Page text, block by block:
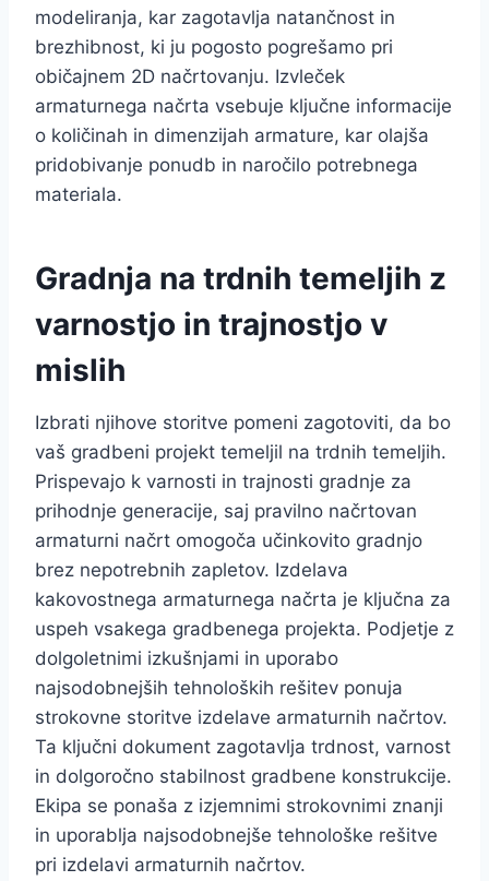
modeliranja, kar zagotavlja natančnost in
brezhibnost, ki ju pogosto pogrešamo pri
običajnem 2D načrtovanju. Izvleček
armaturnega načrta vsebuje ključne informacije
o količinah in dimenzijah armature, kar olajša
pridobivanje ponudb in naročilo potrebnega
materiala.
Gradnja na trdnih temeljih z
varnostjo in trajnostjo v
mislih
Izbrati njihove storitve pomeni zagotoviti, da bo
vaš gradbeni projekt temeljil na trdnih temeljih.
Prispevajo k varnosti in trajnosti gradnje za
prihodnje generacije, saj pravilno načrtovan
armaturni načrt omogoča učinkovito gradnjo
brez nepotrebnih zapletov. Izdelava
kakovostnega armaturnega načrta je ključna za
uspeh vsakega gradbenega projekta. Podjetje z
dolgoletnimi izkušnjami in uporabo
najsodobnejših tehnoloških rešitev ponuja
strokovne storitve izdelave armaturnih načrtov.
Ta ključni dokument zagotavlja trdnost, varnost
in dolgoročno stabilnost gradbene konstrukcije.
Ekipa se ponaša z izjemnimi strokovnimi znanji
in uporablja najsodobnejše tehnološke rešitve
pri izdelavi armaturnih načrtov.